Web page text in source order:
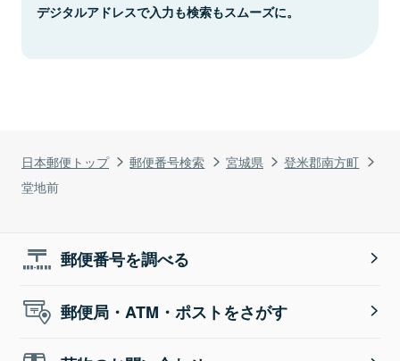
日本郵便トップ 郵便番号検索 宮城県
登米郡南方町
堂地前
デジタルアドレスで入力も検索もスムーズに。
郵便番号を調べる
郵便局・ATM・ポストをさがす